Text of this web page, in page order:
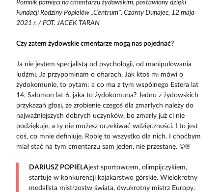
Pomnik pamięci na cmentarzu żydowskim, postawiony dzięki
Fundacji Rodziny Popielów „Centrum”. Czarny Dunajec, 12 maja
2021 r. / FOT. JACEK TARAN
Czy zatem żydowskie cmentarze mogą nas pojednać?
Ja nie jestem specjalistą od psychologii, od manipulowania
ludźmi. Ja przypominam o ofiarach. Jak ktoś mi mówi o
żydokomunie, to pytam: a co ma z tym wspólnego Estera lat
14, Salomon lat 6, jaka to żydokomuna? Jedno z żydowskich
przykazań głosi, że zrobienie czegoś dla zmarłych należy do
najważniejszych dobrych uczynków, bo zmarły już ci nie
podziękuje, a ty nie możesz oczekiwać wdzięczności. I to jest
coś, co mnie definiuje. Robię to wszystko dla nich. I choćbym
miał stać na tym cmentarzu sam jeden, nie przestanę. ©℗
DARIUSZ POPIELAjest sportowcem, olimpijczykiem,
startuje w konkurencji kajakarstwo górskie. Wielokrotny
medalista mistrzostw świata, dwukrotny mistrz Europy.